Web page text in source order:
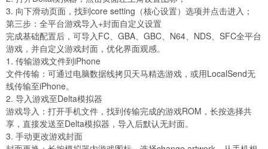
3. 向下滑动页面，找到core setting（核心设置）选项并点击进入；
第三步：全平台游戏导入+封面自定义设置
完成基础配置后，可导入FC、GBA、GBC、N64、NDS、SFC全平台
游戏，并自定义游戏封面，优化界面观感。
1. 传输游戏文件到iPhone
文件传输：可通过电脑数据线拷贝天马精选游戏，或用LocalSend无
线传输至iPhone。
2. 导入游戏至Delta模拟器
游戏导入：打开手机文件，找到传输完成的游戏ROM，长按选择共
享，直接发送至Delta模拟器，导入后默认无封面。
3. 手动更改游戏封面